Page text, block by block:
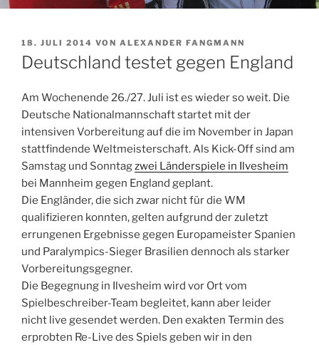
VERÖFFENTLICHT
AM
18. JULI 2014 VON ALEXANDER FANGMANN
Deutschland testet gegen England
Am Wochenende 26./27. Juli ist es wieder so weit. Die
Deutsche Nationalmannschaft startet mit der
intensiven Vorbereitung auf die im November in Japan
stattfindende Weltmeisterschaft. Als Kick-Off sind am
Samstag und Sonntagzwei Länderspiele in Ilvesheim
bei Mannheim gegen England geplant.
Die Engländer, die sich zwar nicht für die WM
qualifizieren konnten, gelten aufgrund der zuletzt
errungenen Ergebnisse gegen Europameister Spanien
und Paralympics-Sieger Brasilien dennoch als starker
Vorbereitungsgegner.
Die Begegnung in Ilvesheim wird vor Ort vom
Spielbeschreiber-Team begleitet, kann aber leider
nicht live gesendet werden. Den exakten Termin des
erprobten Re-Live des Spiels geben wir in den